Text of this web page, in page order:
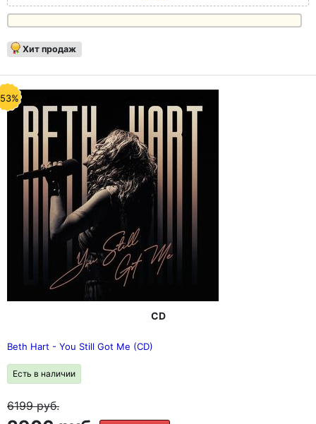
Хит продаж
CD
Beth Hart - You Still Got Me (CD)
Есть в наличии
6199руб.